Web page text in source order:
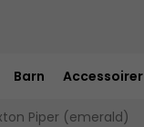
Barn Accessoirer
Piper (emerald)